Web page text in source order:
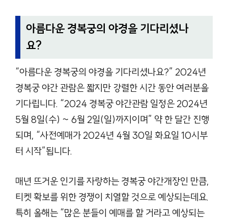
아름다운 경복궁의 야경을 기다리셨나
요?
“아름다운 경복궁의 야경을 기다리셨나요?” 2024년
경복궁 야간 관람은 짧지만 강렬한 시간 동안 여러분을
기다립니다. “2024 경복궁 야간관람 일정은 2024년
5월 8일(수) ~ 6월 2일(일)까지이며” 약 한 달간 진행
되며, “사전예매가 2024년 4월 30일 화요일 10시부
터 시작”됩니다.
매년 뜨거운 인기를 자랑하는 경복궁 야간개장인 만큼,
티켓 확보를 위한 경쟁이 치열할 것으로 예상되는데요.
특히 올해는 “많은 분들이 예매를 할 거라고 예상되는